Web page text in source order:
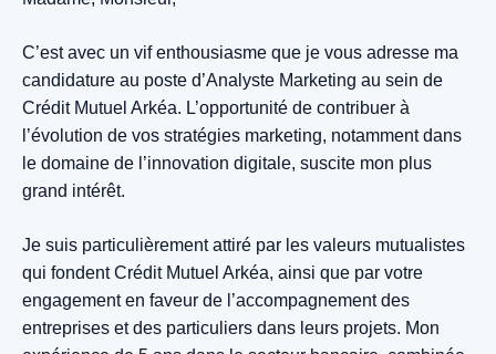
C’est avec un vif enthousiasme que je vous adresse ma
candidature au poste d’Analyste Marketing au sein de
Crédit Mutuel Arkéa. L’opportunité de contribuer à
l’évolution de vos stratégies marketing, notamment dans
le domaine de l’innovation digitale, suscite mon plus
grand intérêt.
Je suis particulièrement attiré par les valeurs mutualistes
qui fondent Crédit Mutuel Arkéa, ainsi que par votre
engagement en faveur de l’accompagnement des
entreprises et des particuliers dans leurs projets. Mon